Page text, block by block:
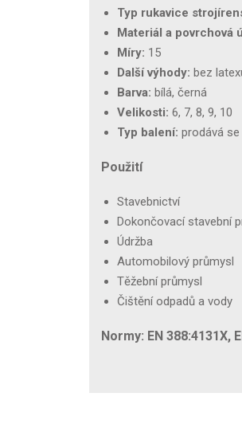
Typ rukavice
Materiál a povrchová
Míry: 15
Další výhody: bez
Barva: bílá, černá
Velikosti: 6, 7, 8, 9, 10
Typ balení: prodává
Použití
Stavebnictví
Dokončovací stavební
Údržba
Automobilový průmysl
Těžební průmysl
Čištění odpadů a vody
Normy: EN 388:4131X,